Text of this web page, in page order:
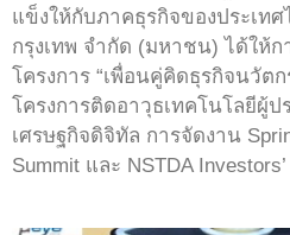
แข็งให้กับภาคธุรกิจของประเท
กรุงเทพ จำกัด (มหาชน) ได้ให้
โครงการ “เพื่อนคู่คิดธุรกิจนวัต
โครงการติดอาวุธเทคโนโลยีผู้
เศรษฐกิจดิจิทัล การจัดงาน
Summit และ NSTDA